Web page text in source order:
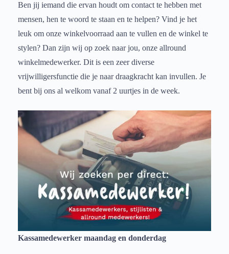
Ben jij iemand die ervan houdt om contact te hebben met
mensen, hen te woord te staan en te helpen? Vind je het
leuk om onze winkelvoorraad aan te vullen en de winkel te
stylen? Dan zijn wij op zoek naar jou, onze allround
winkelmedewerker. Dit is een zeer diverse
vrijwilligersfunctie die je naar draagkracht kan invullen. Je
bent bij ons al welkom vanaf 2 uurtjes in de week.
Kassamedewerker maandag en donderdag